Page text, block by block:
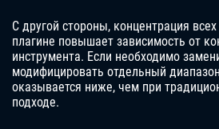
С другой стороны, концентрация
плагине повышает зависимость от
инструмента. Если необходимо
модифицировать отдельный
оказывается ниже, чем при
подходе.